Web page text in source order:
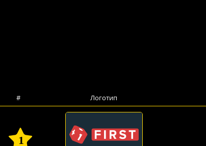
# Логотип
1